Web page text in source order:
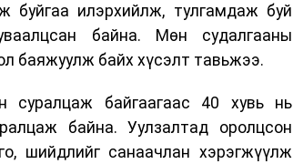
буйгаа илэрхийлж, тулгамдаж буй
байна. Мөн судалгааны
баяжуулж байх хүсэлт тавьжээ.
байгаагаас 40 хувь нь
байна. Уулзалтад оролцсон
шийдлийг санаачлан хэрэгжүүлж